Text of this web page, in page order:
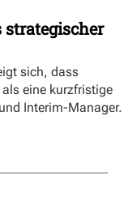
sich, dass
eine kurzfristige
Interim-Manager.